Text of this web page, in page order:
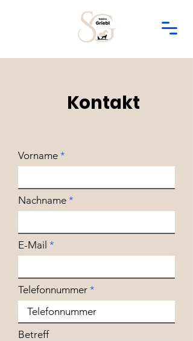
Kontakt
Vorname
Nachname
E-Mail
Telefonnummer
Betreff